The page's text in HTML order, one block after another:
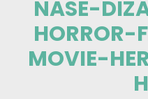
NASE-
HORROR-
MOVIE-